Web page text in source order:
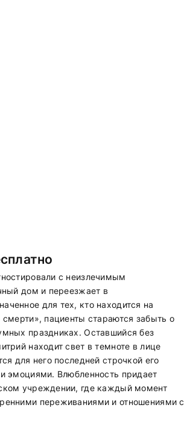
с неизлечимым
дом и переезжает в
для тех, кто находится на
пациенты стараются забыть о
праздниках. Оставшийся без
находит свет в темноте в лице
для него последней строчкой его
эмоциями. Влюбленность придает
учреждении, где каждый момент
переживаниями и отношениями с